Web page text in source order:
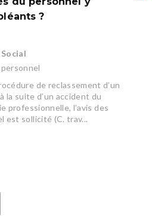
?
Social
de reclassement d’un
la suite d’un accident du
professionnelle, l’avis des
est sollicité (C. trav...